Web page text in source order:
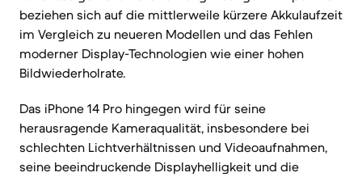
beziehen sich auf die mittlerweile kürzere Akkulaufzeit
im Vergleich zu neueren Modellen und das Fehlen
moderner Display-Technologien wie einer hohen
Bildwiederholrate.
Das iPhone 14 Pro hingegen wird für seine
herausragende Kameraqualität, insbesondere bei
schlechten Lichtverhältnissen und Videoaufnahmen,
seine beeindruckende Displayhelligkeit und die